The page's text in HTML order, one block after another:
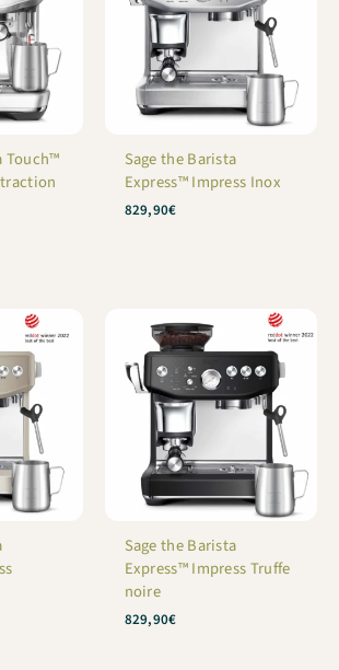
Touch™
Sage the Barista
Express™ Impress Inox
829,90€
Sage the Barista
Express™ Impress Truffe
noire
829,90€